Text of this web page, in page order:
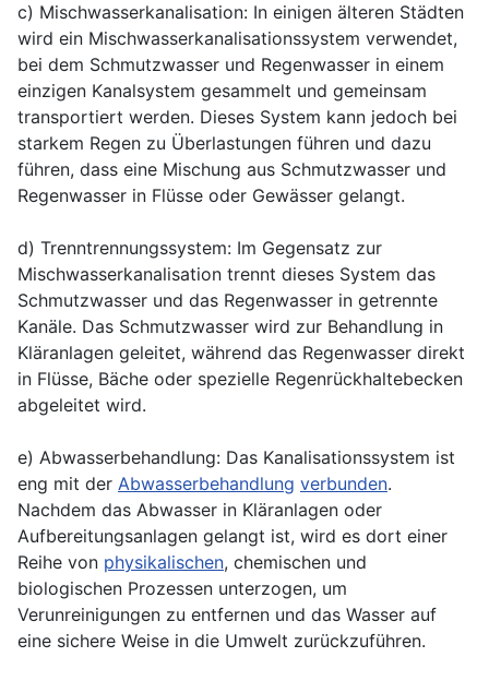
c) Mischwasserkanalisation: In einigen älteren Städten
wird ein Mischwasserkanalisationssystem verwendet,
bei dem Schmutzwasser und Regenwasser in einem
einzigen Kanalsystem gesammelt und gemeinsam
transportiert werden. Dieses System kann jedoch bei
starkem Regen zu Überlastungen führen und dazu
führen, dass eine Mischung aus Schmutzwasser und
Regenwasser in Flüsse oder Gewässer gelangt.
d) Trenntrennungssystem: Im Gegensatz zur
Mischwasserkanalisation trennt dieses System das
Schmutzwasser und das Regenwasser in getrennte
Kanäle. Das Schmutzwasser wird zur Behandlung in
Kläranlagen geleitet, während das Regenwasser direkt
in Flüsse, Bäche oder spezielle Regenrückhaltebecken
abgeleitet wird.
e) Abwasserbehandlung: Das Kanalisationssystem ist
eng mit der Abwasserbehandlung verbunden.
Nachdem das Abwasser in Kläranlagen oder
Aufbereitungsanlagen gelangt ist, wird es dort einer
Reihe von physikalischen, chemischen und
biologischen Prozessen unterzogen, um
Verunreinigungen zu entfernen und das Wasser auf
eine sichere Weise in die Umwelt zurückzuführen.